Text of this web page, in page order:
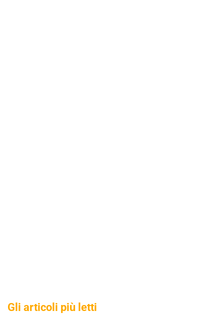
Gli articoli più letti